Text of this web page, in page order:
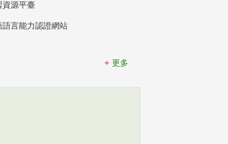
資源平臺
語言能力認證網站
更多